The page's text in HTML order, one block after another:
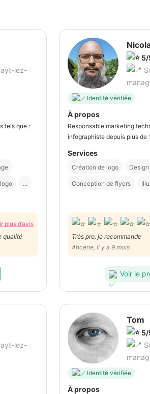
lez-
tels que :
...
plus d’avis
qualité
5/
Identité vérifiée
À propos
Responsable marketing
infographiste depuis plus de
Services
Création de logo
Conception de flyers
Très pro, je recommande
Ahcene, il y a 9 mois
Voir le
lez-
Tom
5/
Identité vérifiée
À propos